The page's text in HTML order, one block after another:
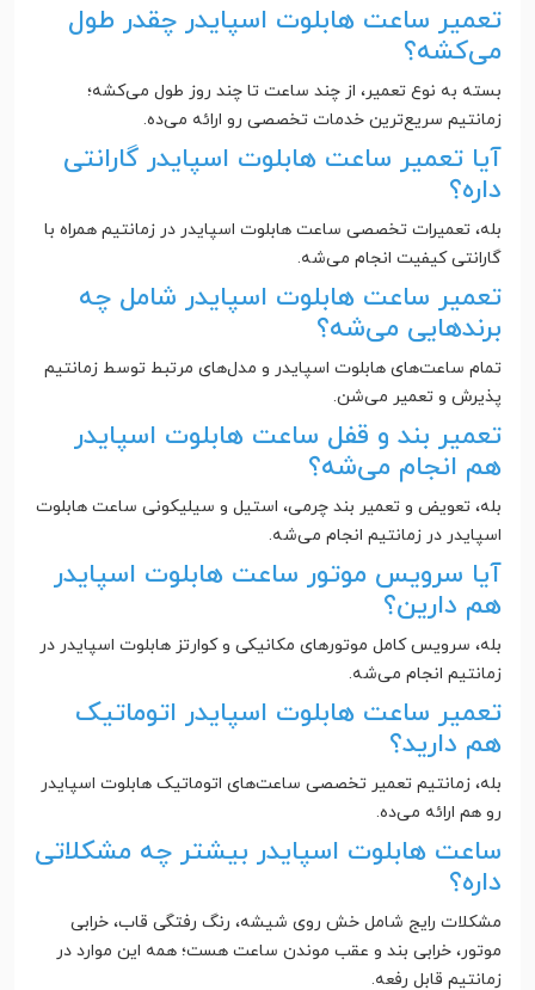
تعمیر ساعت هابلوت اسپایدر چقدر طول
می‌کشه؟
بسته به نوع تعمیر، از چند ساعت تا چند روز طول می‌کشه؛
زمانتیم سریع‌ترین خدمات تخصصی رو ارائه می‌ده.
آیا تعمیر ساعت هابلوت اسپایدر گارانتی
داره؟
بله، تعمیرات تخصصی ساعت هابلوت اسپایدر در زمانتیم همراه با
گارانتی کیفیت انجام می‌شه.
تعمیر ساعت هابلوت اسپایدر شامل چه
برندهایی می‌شه؟
تمام ساعت‌های هابلوت اسپایدر و مدل‌های مرتبط توسط زمانتیم
پذیرش و تعمیر می‌شن.
تعمیر بند و قفل ساعت هابلوت اسپایدر
هم انجام می‌شه؟
بله، تعویض و تعمیر بند چرمی، استیل و سیلیکونی ساعت هابلوت
اسپایدر در زمانتیم انجام می‌شه.
آیا سرویس موتور ساعت هابلوت اسپایدر
هم دارین؟
بله، سرویس کامل موتورهای مکانیکی و کوارتز هابلوت اسپایدر در
زمانتیم انجام می‌شه.
تعمیر ساعت هابلوت اسپایدر اتوماتیک
هم دارید؟
بله، زمانتیم تعمیر تخصصی ساعت‌های اتوماتیک هابلوت اسپایدر
رو هم ارائه می‌ده.
ساعت هابلوت اسپایدر بیشتر چه مشکلاتی
داره؟
مشکلات رایج شامل خش روی شیشه، رنگ رفتگی قاب، خرابی
موتور، خرابی بند و عقب موندن ساعت هست؛ همه این موارد در
زمانتیم قابل رفعه.